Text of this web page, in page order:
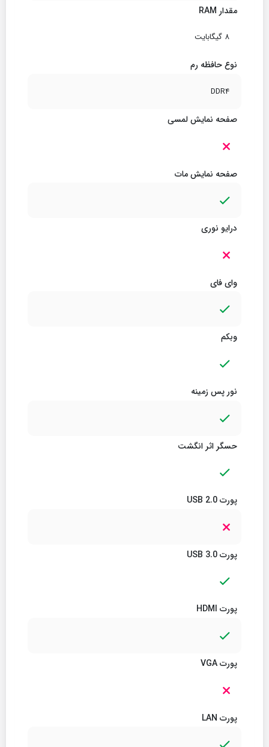
مقدار RAM
8 گیگابایت
نوع حافظه رم
DDR4
صفحه نمایش لمسی
صفحه نمایش مات
درایو نوری
وای فای
وبکم
نور پس زمینه
حسگر اثر انگشت
پورت USB 2.0
پورت USB 3.0
پورت HDMI
پورت VGA
پورت LAN